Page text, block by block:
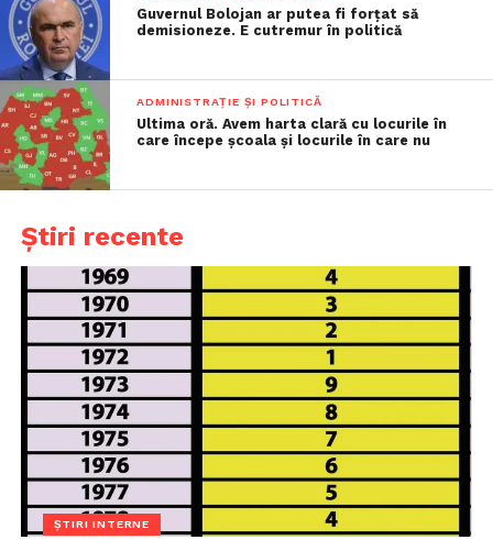
Guvernul Bolojan ar putea fi forțat să
demisioneze. E cutremur în politică
ADMINISTRAȚIE ȘI POLITICĂ
Ultima oră. Avem harta clară cu locurile în
care începe școala și locurile în care nu
Știri recente
ȘTIRI INTERNE